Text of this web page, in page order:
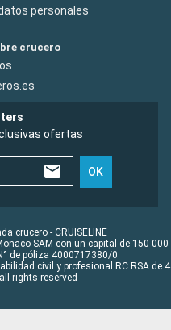
personales
crucero
ofertas
OK
crucero - CRUISELINE
SAM con un capital de 150 000
de póliza 4000717380/0
civil y profesional RC RSA de
rights reserved